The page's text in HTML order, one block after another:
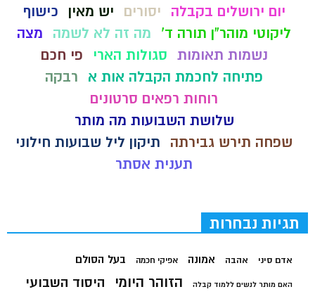
יום ירושלים בקבלה
יסורים יש מאין
כישוף
ליקוטי מוהר"ן תורה ד'
מה זה לא לשמה
מצה
נשמות תאומות סגולות הארי
פי חכם
פתיחה לחכמת הקבלה אות א
רבקה
רוחות רפאים סרטונים
שלושת השבועות מה מותר
שפחה תירש גבירתה
תיקון ליל שבועות חילוני
תענית אסתר
תגיות נבחרות
אדם סיני אהבה אמונה אפיקי חכמה בעל הסולם
האם מותר לנשים ללמוד קבלה הזוהר היומי היסוד השבועי